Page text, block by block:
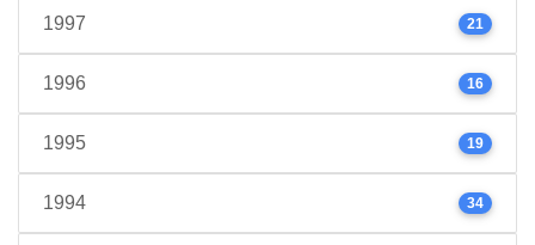
1997 21
1996 16
1995 19
1994 34